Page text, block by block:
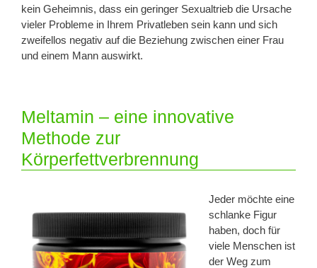
kein Geheimnis, dass ein geringer Sexualtrieb die Ursache
vieler Probleme in Ihrem Privatleben sein kann und sich
zweifellos negativ auf die Beziehung zwischen einer Frau
und einem Mann auswirkt.
Meltamin – eine innovative
Methode zur
Körperfettverbrennung
Jeder möchte eine
schlanke Figur
haben, doch für
viele Menschen ist
der Weg zum